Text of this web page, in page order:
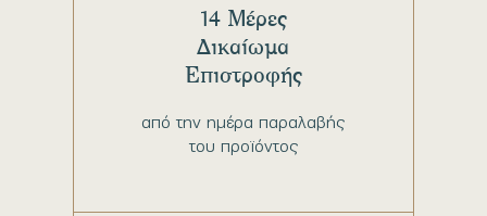
από την ημέρα παραλαβής
του προϊόντος
14 Μέρες
Δικαίωμα
Επιστροφής